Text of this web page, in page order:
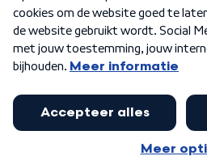
Algemene voorwaarden